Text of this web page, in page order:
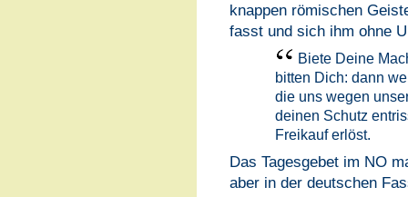
knappen römischen
fasst und sich ihm ohne
Biete Deine
bitten Dich: dann
die uns wegen
deinen Schutz
Freikauf erlöst.
Das Tagesgebet im NO
aber in der deutschen